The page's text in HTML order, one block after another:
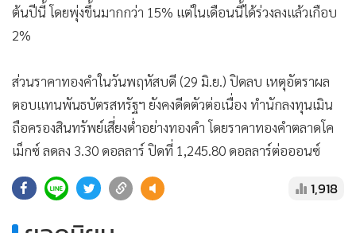
ต้นปีนี้ โดยพุ่งขึ้นมากกว่า 15% แต่ในเดือนนี้ได้ร่วงลงแล้วเกือบ
2%
ส่วนราคาทองคำในวันพฤหัสบดี (29 มิ.ย.) ปิดลบ เหตุอัตราผล
ตอบแทนพันธบัตรสหรัฐฯ ยังคงดีดตัวต่อเนื่อง ทำนักลงทุนเมิน
ถือครองสินทรัพย์เสี่ยงต่ำอย่างทองคำ โดยราคาทองคำตลาดโค
เม็กซ์ ลดลง 3.30 ดอลลาร์ ปิดที่ 1,245.80 ดอลลาร์ต่อออนซ์
1,918